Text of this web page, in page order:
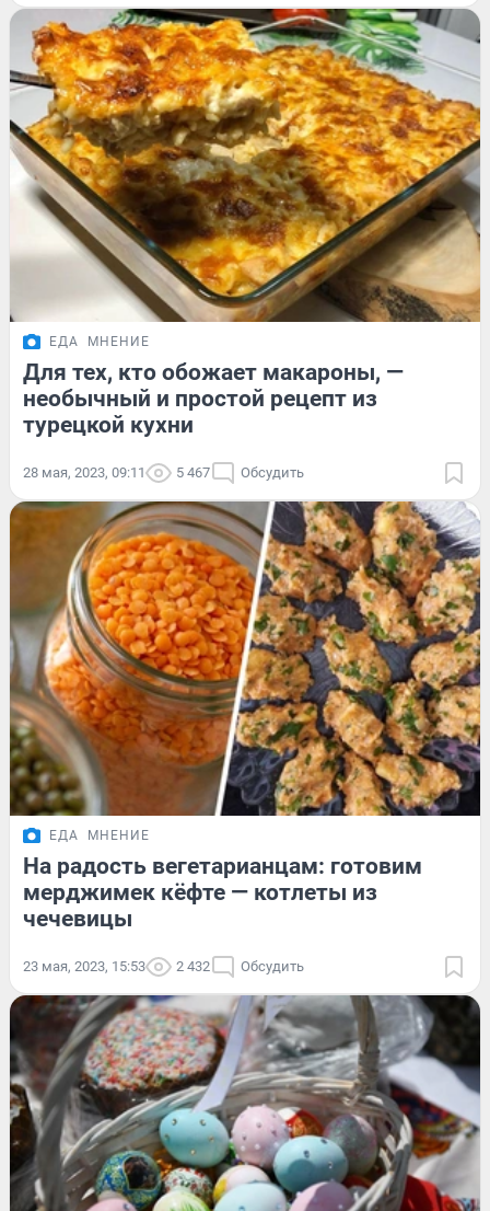
ЕДА МНЕНИЕ
Для тех, кто обожает макароны, —
необычный и простой рецепт из
турецкой кухни
28 мая, 2023, 09:11 5 467 Обсудить
ЕДА МНЕНИЕ
На радость вегетарианцам: готовим
мерджимек кёфте — котлеты из
чечевицы
23 мая, 2023, 15:53 2 432 Обсудить